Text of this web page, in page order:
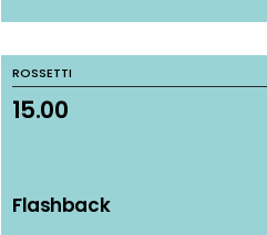
ROSSETTI
15.00
Flashback
ROSSETTI
15.00
Flashback